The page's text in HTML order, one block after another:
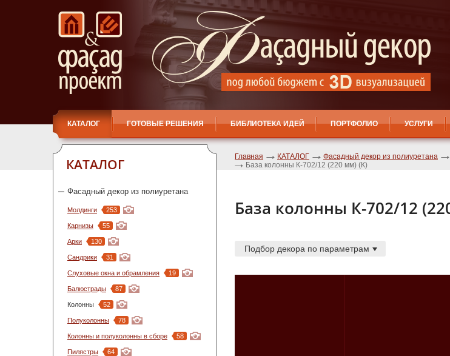
КАТАЛОГ ГОТОВЫЕ РЕШЕНИЯ БИБЛИОТЕКА ИДЕЙ ПОРТФОЛИО УСЛУГИ
КАТАЛОГ
Фасадный декор из полиуретана
Молдинги 253
Карнизы 55
Арки 130
Сандрики 31
Слуховые окна и обрамления 19
Балюстрады 87
Колонны 52
Полуколонны 78
Колонны и полуколонны в сборе 58
Пилястры 64
Главная КАТАЛОГ Фасадный декор из полиуретана
База колонны К-702/12 (220 мм) (К)
База колонны К-702/12
Подбор декора по параметрам